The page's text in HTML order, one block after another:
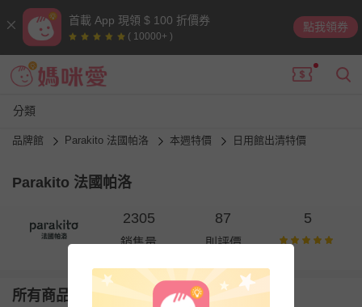
首載 App 現領 $ 100 折價券
( 10000+ )
點我領券
分類
品牌館 Parakito 法國帕洛 本週特價 日用館出清特價
Parakito 法國帕洛
2305
銷售量
87
則評價
5
所有商品